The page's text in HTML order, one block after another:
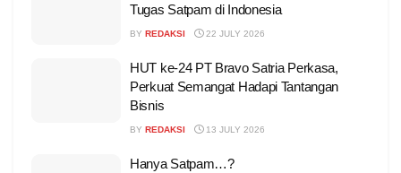
Tugas Satpam di Indonesia
BY REDAKSI 22 JULY 2026
HUT ke-24 PT Bravo Satria Perkasa,
Perkuat Semangat Hadapi Tantangan
Bisnis
BY REDAKSI 13 JULY 2026
Hanya Satpam…?